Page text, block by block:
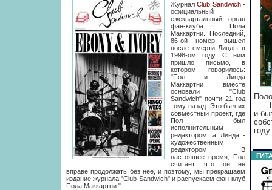
ЖурналClub Sandwich-
официальный
ежеквартальный орган
фан-клуба Пола
Маккартни. Последний,
86-ой номер, вышел
после смерти Линды в
1998-ом году. С ним
пришло письмо, в
котором говорилось:
"Пол и Линда
Маккартни вместе
основали "Club
Sandwich" почти 21 год
тому назад. Это был их
совместный проект, где
Пол был
исполнительным
редактором, а Линда -
художественным
редактором. В
настоящее время, Пол
считает, что он не
вправе продолжать без нее, и поэтому, мы прекращаем
издание журнала "Club Sandwich" и распускаем фан-клуб
Пола Маккартни."
и